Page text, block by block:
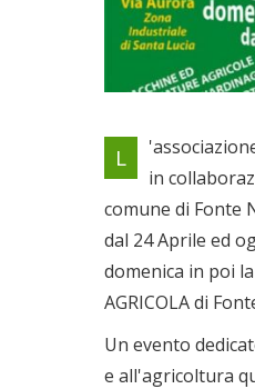
Un evento
all'artigianato
Il 24/04/2022
L
in
comune di Fonte
dal 24 Aprile ed
domenica in poi la
AGRICOLA di
Un evento
e all'agricoltura